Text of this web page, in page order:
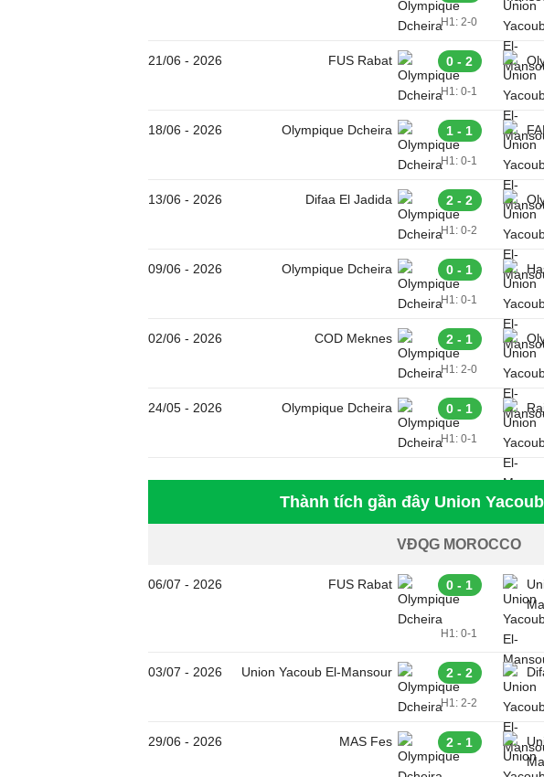
H1: 2-0
21/06 - 2026 FUS Rabat 0 - 2
H1: 0-1
18/06 - 2026 Olympique Dcheira 1 - 1
H1: 0-1
13/06 - 2026 Difaa El Jadida 2 - 2
H1: 0-2
09/06 - 2026 Olympique Dcheira 0 - 1
H1: 0-1
02/06 - 2026 COD Meknes 2 - 1
H1: 2-0
24/05 - 2026 Olympique Dcheira 0 - 1
H1: 0-1
Thành tích gần đây Union
VĐQG MOROCCO
06/07 - 2026 FUS Rabat 0 - 1
H1: 0-1
03/07 - 2026 Union Yacoub El-Mansour 2 - 2
H1: 2-2
29/06 - 2026 MAS Fes 2 - 1